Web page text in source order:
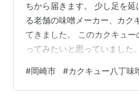
ちから届きます。 少し足を
る老舗の味噌メーカー、カク
てきました。 このカクキュ
ってみたいと思っていました
線、そこで名鉄に乗りかえて
ら徒歩5分で八丁味噌の郷に
#岡崎市 #カクキュー八丁味